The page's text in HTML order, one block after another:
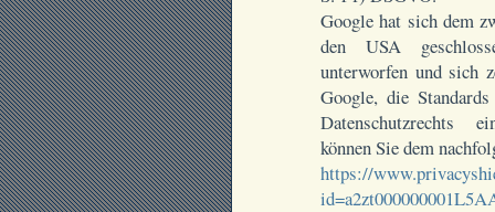
Google hat sich dem
den USA
unterworfen und sich
Google, die
Datenschutzrechts
können Sie dem
https://